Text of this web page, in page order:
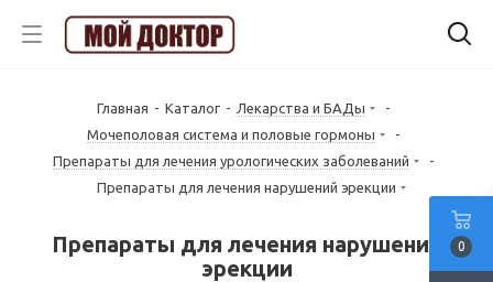
Главная - Каталог - Лекарства и БАДы
-
Mочеполовая система и половые гормоны
-
Препараты для лечения урологических заболеваний
-
Препараты для лечения нарушений эрекции
Препараты для лечения нарушений
эрекции
0